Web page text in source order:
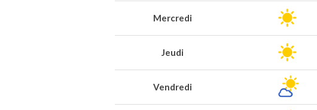
Mercredi
Jeudi
Vendredi